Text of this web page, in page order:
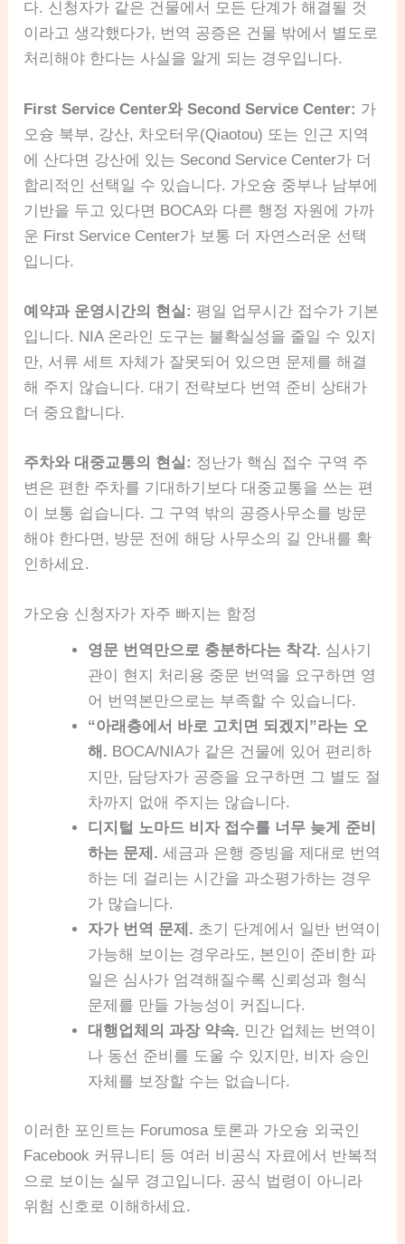
다. 신청자가 같은 건물에서 모든 단계가 해결될 것
이라고 생각했다가, 번역 공증은 건물 밖에서 별도로
처리해야 한다는 사실을 알게 되는 경우입니다.
First Service Center와 Second Service Center: 가
오슝 북부, 강산, 차오터우(Qiaotou) 또는 인근 지역
에 산다면 강산에 있는 Second Service Center가 더
합리적인 선택일 수 있습니다. 가오슝 중부나 남부에
기반을 두고 있다면 BOCA와 다른 행정 자원에 가까
운 First Service Center가 보통 더 자연스러운 선택
입니다.
예약과 운영시간의 현실: 평일 업무시간 접수가 기본
입니다. NIA 온라인 도구는 불확실성을 줄일 수 있지
만, 서류 세트 자체가 잘못되어 있으면 문제를 해결
해 주지 않습니다. 대기 전략보다 번역 준비 상태가
더 중요합니다.
주차와 대중교통의 현실: 정난가 핵심 접수 구역 주
변은 편한 주차를 기대하기보다 대중교통을 쓰는 편
이 보통 쉽습니다. 그 구역 밖의 공증사무소를 방문
해야 한다면, 방문 전에 해당 사무소의 길 안내를 확
인하세요.
가오슝 신청자가 자주 빠지는 함정
영문 번역만으로 충분하다는 착각. 심사기
관이 현지 처리용 중문 번역을 요구하면 영
어 번역본만으로는 부족할 수 있습니다.
“아래층에서 바로 고치면 되겠지”라는 오
해. BOCA/NIA가 같은 건물에 있어 편리하
지만, 담당자가 공증을 요구하면 그 별도 절
차까지 없애 주지는 않습니다.
디지털 노마드 비자 접수를 너무 늦게 준비
하는 문제. 세금과 은행 증빙을 제대로 번역
하는 데 걸리는 시간을 과소평가하는 경우
가 많습니다.
자가 번역 문제. 초기 단계에서 일반 번역이
가능해 보이는 경우라도, 본인이 준비한 파
일은 심사가 엄격해질수록 신뢰성과 형식
문제를 만들 가능성이 커집니다.
대행업체의 과장 약속. 민간 업체는 번역이
나 동선 준비를 도울 수 있지만, 비자 승인
자체를 보장할 수는 없습니다.
이러한 포인트는 Forumosa 토론과 가오슝 외국인
Facebook 커뮤니티 등 여러 비공식 자료에서 반복적
으로 보이는 실무 경고입니다. 공식 법령이 아니라
위험 신호로 이해하세요.